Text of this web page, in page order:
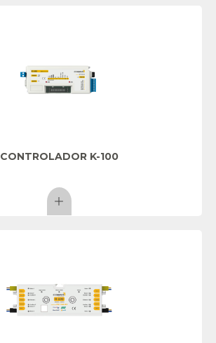
CONTROLADOR K-100